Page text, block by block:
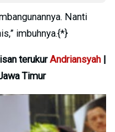
Nanti
imbuhnya.{*}
terukurAndriansyah |
Timur